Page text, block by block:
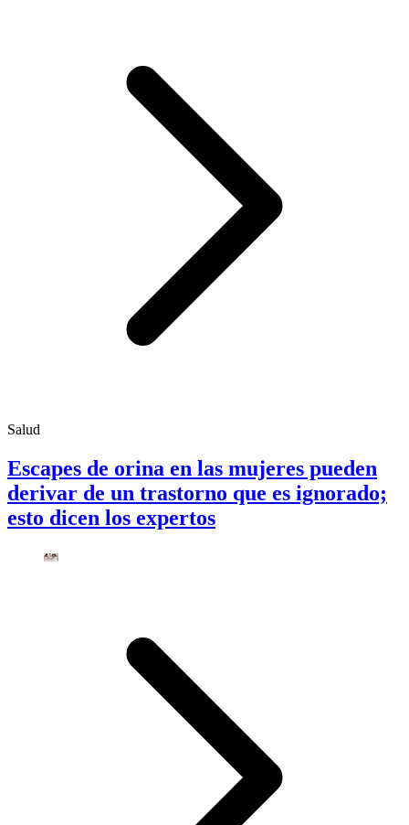
Salud
Escapes de orina en las mujeres pueden
derivar de un trastorno que es ignorado;
esto dicen los expertos